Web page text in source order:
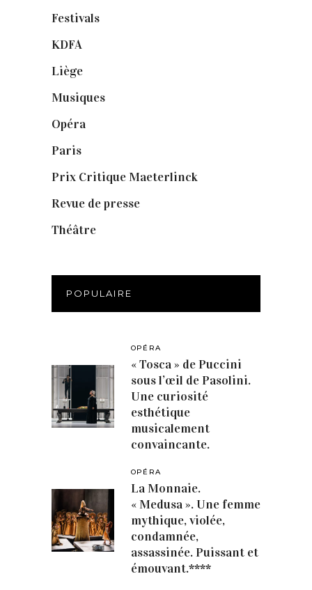
Festivals
KDFA
Liège
Musiques
Opéra
Paris
Prix Critique Maeterlinck
Revue de presse
Théâtre
POPULAIRE
OPÉRA
« Tosca » de Puccini
sous l’œil de Pasolini.
Une curiosité
esthétique
musicalement
convaincante.
OPÉRA
La Monnaie.
« Medusa ». Une femme
mythique, violée,
condamnée,
assassinée. Puissant et
émouvant.****